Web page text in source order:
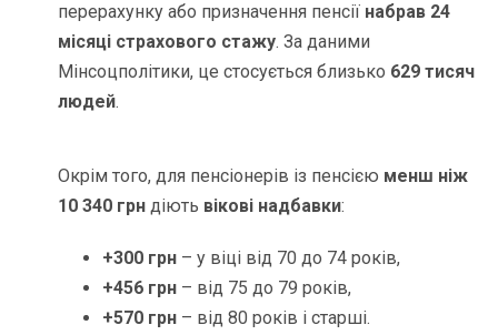
перерахунку або призначення пенсії набрав 24
місяці страхового стажу. За даними
Мінсоцполітики, це стосується близько 629 тисяч
людей.
Окрім того, для пенсіонерів із пенсією менш ніж
10 340 грн діють вікові надбавки:
+300 грн – у віці від 70 до 74 років,
+456 грн – від 75 до 79 років,
+570 грн – від 80 років і старші.